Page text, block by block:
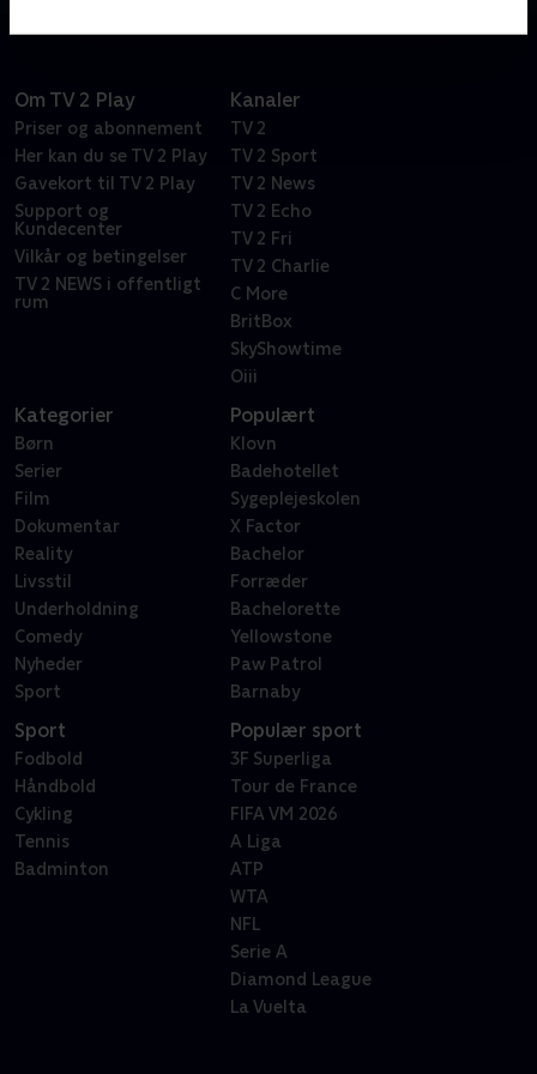
Om TV 2 Play
Priser og abonnement
Her kan du se TV 2 Play
Gavekort til TV 2 Play
Support og
Kundecenter
Vilkår og betingelser
TV 2 NEWS i offentligt
rum
Kanaler
TV 2
TV 2 Sport
TV 2 News
TV 2 Echo
TV 2 Fri
TV 2 Charlie
C More
BritBox
SkyShowtime
Oiii
Kategorier
Børn
Serier
Film
Dokumentar
Reality
Livsstil
Underholdning
Comedy
Nyheder
Sport
Populært
Klovn
Badehotellet
Sygeplejeskolen
X Factor
Bachelor
Forræder
Bachelorette
Yellowstone
Paw Patrol
Barnaby
Sport
Fodbold
Håndbold
Cykling
Tennis
Badminton
Populær sport
3F Superliga
Tour de France
FIFA VM 2026
A Liga
ATP
WTA
NFL
Serie A
Diamond League
La Vuelta